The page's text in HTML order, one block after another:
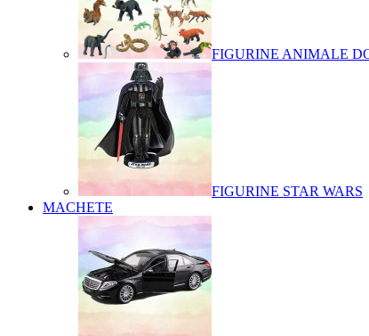
FIGURINE ANIMALE
FIGURINE STAR WARS
MACHETE